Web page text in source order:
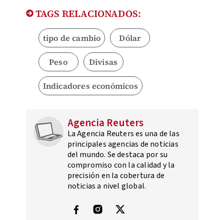
TAGS RELACIONADOS:
tipo de cambio Dólar
Peso Divisas
Indicadores económicos
Agencia Reuters
La Agencia Reuters es una de las
principales agencias de noticias
del mundo. Se destaca por su
compromiso con la calidad y la
precisión en la cobertura de
noticias a nivel global.